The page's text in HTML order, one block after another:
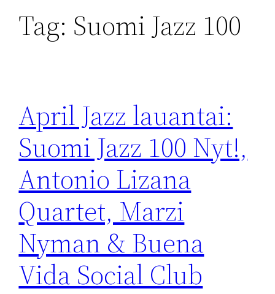
Tag: Suomi Jazz 100
April Jazz lauantai:
Suomi Jazz 100 Nyt!,
Antonio Lizana
Quartet, Marzi
Nyman & Buena
Vida Social Club